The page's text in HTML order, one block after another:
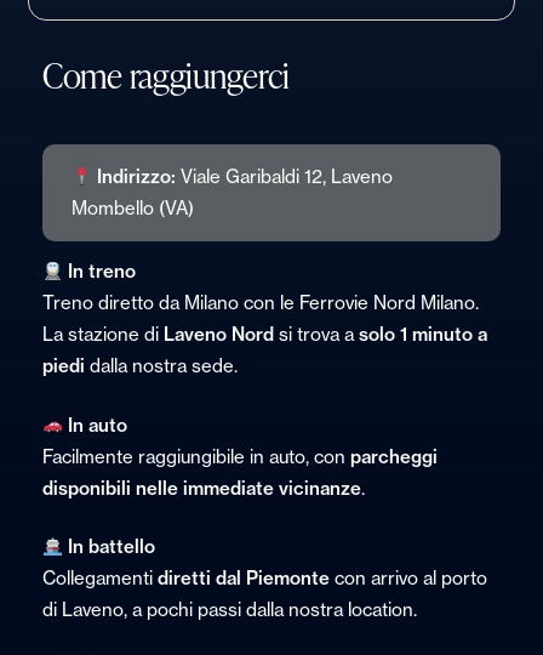
Come raggiungerci
Indirizzo:Viale Garibaldi 12, Laveno
Mombello (VA)
In treno
Treno diretto da Milano con le Ferrovie Nord Milano.
La stazione di Laveno Nord si trova asolo 1 minuto a
piedi dalla nostra sede.
In auto
Facilmente raggiungibile in auto, con parcheggi
disponibili nelle immediate vicinanze.
In battello
Collegamenti diretti dal Piemontecon arrivo al porto
di Laveno, a pochi passi dalla nostra location.